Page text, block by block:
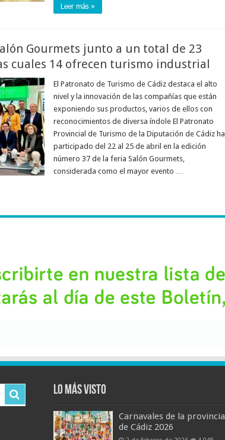
Leer más »
Gourmets junto a un total de 23
cuales 14 ofrecen turismo industrial
El Patronato de Turismo de Cádiz destaca el alto
nivel y la innovación de las compañías que están
exponiendo sus productos, varios de ellos con
reconocimientos de diversa índole El Patronato
Provincial de Turismo de la Diputación de Cádiz ha
participado del 22 al 25 de abril en la edición
número 37 de la feria Salón Gourmets,
considerada como el mayor evento …
Lo más visto
Carnavales de la provincia
de Cádiz 2026